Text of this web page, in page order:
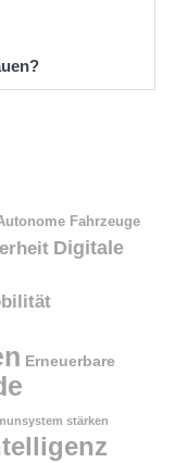
Fahrzeuge
Digitale
Erneuerbare
stärken